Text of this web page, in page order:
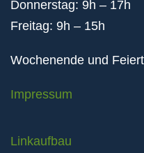
Donnerstag: 9h – 17h
Freitag: 9h – 15h
Wochenende und
Impressum
Linkaufbau